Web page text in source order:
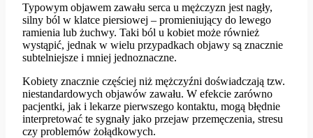
Typowym objawem zawału serca u mężczyzn jest nagły,
silny ból w klatce piersiowej – promieniujący do lewego
ramienia lub żuchwy. Taki ból u kobiet może również
wystąpić, jednak w wielu przypadkach objawy są znacznie
subtelniejsze i mniej jednoznaczne.
Kobiety znacznie częściej niż mężczyźni doświadczają tzw.
niestandardowych objawów zawału. W efekcie zarówno
pacjentki, jak i lekarze pierwszego kontaktu, mogą błędnie
interpretować te sygnały jako przejaw przemęczenia, stresu
czy problemów żołądkowych.